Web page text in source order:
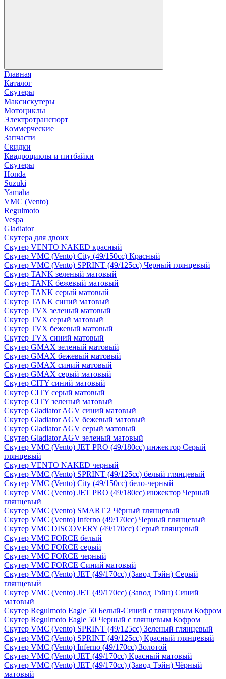
Главная
Каталог
Скутеры
Максискутеры
Мотоциклы
Электротранспорт
Коммерческие
Запчасти
Скидки
Квадроциклы и питбайки
Скутеры
Honda
Suzuki
Yamaha
VMC (Vento)
Regulmoto
Vespa
Gladiator
Скутера для двоих
Скутер VENTO NAKED красный
Скутер VMC (Vento) City (49/150cc) Красный
Скутер VMC (Vento) SPRINT (49/125cc) Черный глянцевый
Скутер TANK зеленый матовый
Скутер TANK бежевый матовый
Скутер TANK серый матовый
Скутер TANK синий матовый
Скутер TVX зеленый матовый
Скутер TVX серый матовый
Скутер TVX бежевый матовый
Скутер TVX синий матовый
Скутер GMAX зеленый матовый
Скутер GMAX бежевый матовый
Скутер GMAX синий матовый
Скутер GMAX серый матовый
Скутер CITY синий матовый
Скутер CITY серый матовый
Скутер CITY зеленый матовый
Скутер Gladiator AGV синий матовый
Скутер Gladiator AGV бежевый матовый
Скутер Gladiator AGV серый матовый
Скутер Gladiator AGV зеленый матовый
Скутер VMC (Vento) JET PRO (49/180cc) инжектор Серый
глянцевый
Скутер VENTO NAKED черный
Скутер VMC (Vento) SPRINT (49/125cc) белый глянцевый
Скутер VMC (Vento) City (49/150cc) бело-черный
Скутер VMC (Vento) JET PRO (49/180cc) инжектор Черный
глянцевый
Скутер VMC (Vento) SMART 2 Чёрный глянцевый
Скутер VMC (Vento) Inferno (49/170cc) Черный глянцевый
Скутер VMC DISCOVERY (49/170cc) Серый глянцевый
Скутер VMC FORCE белый
Скутер VMC FORCE серый
Скутер VMC FORCE черный
Скутер VMC FORCE Синий матовый
Скутер VMC (Vento) JET (49/170cc) (Завод Тэйн) Серый
глянцевый
Скутер VMC (Vento) JET (49/170cc) (Завод Тэйн) Синий
матовый
Скутер Regulmoto Eagle 50 Белый-Синий с глянцевым Кофром
Скутер Regulmoto Eagle 50 Черный с глянцевым Кофром
Скутер VMC (Vento) SPRINT (49/125cc) Зеленый глянцевый
Скутер VMC (Vento) SPRINT (49/125cc) Красный глянцевый
Скутер VMC (Vento) Inferno (49/170cc) Золотой
Скутер VMC (Vento) JET (49/170cc) Красный матовый
Скутер VMC (Vento) JET (49/170cc) (Завод Тэйн) Чёрный
матовый